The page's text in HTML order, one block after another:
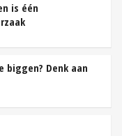
is één
biggen? Denk aan